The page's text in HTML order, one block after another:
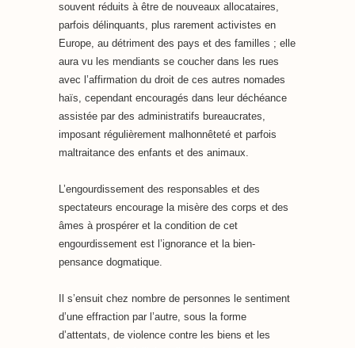
souvent réduits à être de nouveaux allocataires,
parfois délinquants, plus rarement activistes en
Europe, au détriment des pays et des familles ; elle
aura vu les mendiants se coucher dans les rues
avec l’affirmation du droit de ces autres nomades
haïs, cependant encouragés dans leur déchéance
assistée par des administratifs bureaucrates,
imposant régulièrement malhonnêteté et parfois
maltraitance des enfants et des animaux.
L’engourdissement des responsables et des
spectateurs encourage la misère des corps et des
âmes à prospérer et la condition de cet
engourdissement est l’ignorance et la bien-
pensance dogmatique.
Il s’ensuit chez nombre de personnes le sentiment
d’une effraction par l’autre, sous la forme
d’attentats, de violence contre les biens et les